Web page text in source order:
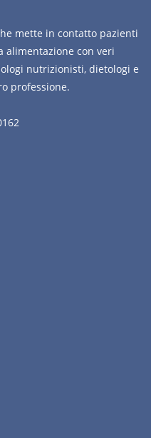
mette in contatto pazienti
alimentazione con veri
nutrizionisti, dietologi e
professione.